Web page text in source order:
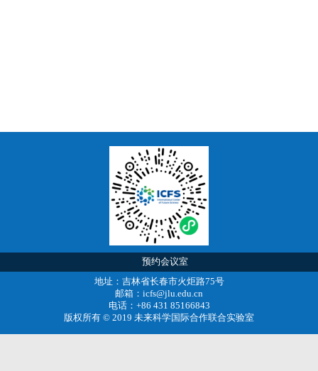
预约会议室
地址：吉林省长春市火炬路75号
邮箱：icfs@jlu.edu.cn
电话：+86 431 85166843
版权所有 © 2019 未来科学国际合作联合实验室